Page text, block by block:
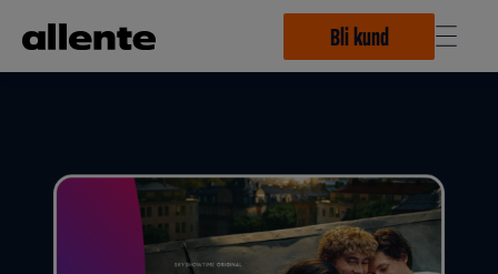
Bli kund